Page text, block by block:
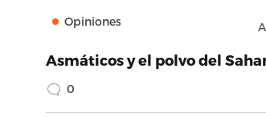
Opiniones
Asmáticos y el polvo del
0